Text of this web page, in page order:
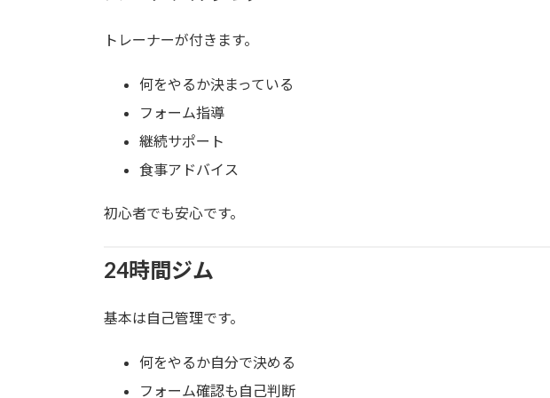
トレーナーが付きます。
何をやるか決まっている
フォーム指導
継続サポート
食事アドバイス
初心者でも安心です。
24時間ジム
基本は自己管理です。
何をやるか自分で決める
フォーム確認も自己判断